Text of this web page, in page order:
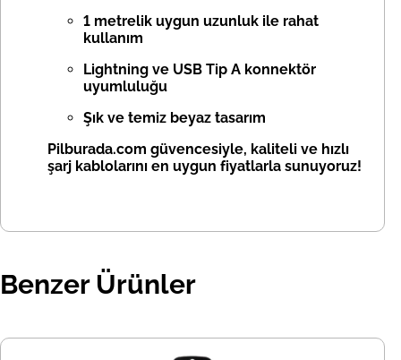
1 metrelik uygun uzunluk ile rahat
kullanım
Lightning ve USB Tip A konnektör
uyumluluğu
Şık ve temiz beyaz tasarım
Pilburada.com güvencesiyle, kaliteli ve hızlı
şarj kablolarını en uygun fiyatlarla sunuyoruz!
Benzer Ürünler